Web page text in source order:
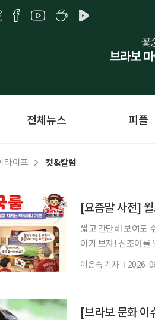
전체뉴스 피플
라이프 컷&칼럼
[요즘말 사전]
짧고 간단해 보여도
아가 보자! 신조어를
은 기운이 더해진
셔츠를 꺼내 입고,
이은숙 기자 2026-
[브라보 문화 이